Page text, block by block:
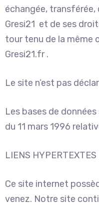
échangée, transférée,
Gresi21 et de ses
tour tenu de la même
Gresi21.fr .
Le site n’est pas
Les bases de
du 11 mars 1996
LIENS HYPERTEXTES
Ce site internet
venez. Notre site